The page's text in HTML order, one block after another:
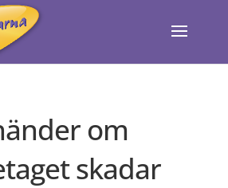
om
skadar